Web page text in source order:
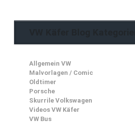
Allgemein VW
Malvorlagen / Comic
Oldtimer
Porsche
Skurrile Volkswagen
Videos VW Käfer
VW Bus